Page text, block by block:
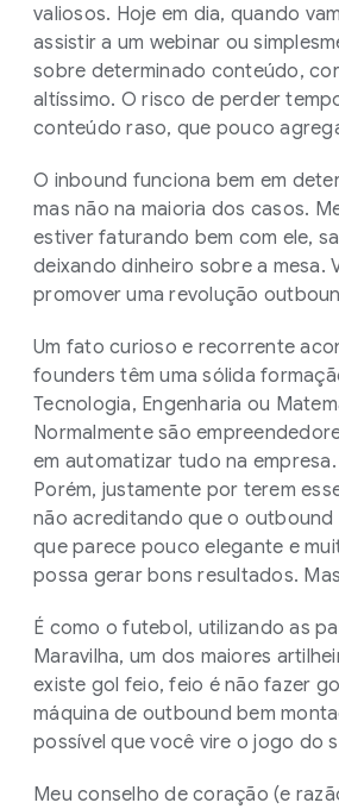
valiosos. Hoje em dia, quando
assistir a um webinar ou
sobre determinado conteúdo,
altíssimo. O risco de perder
conteúdo raso, que pouco
O inbound funciona bem em
mas não na maioria dos casos.
estiver faturando bem com ele,
deixando dinheiro sobre a mesa.
promover uma revolução
Um fato curioso e recorrente
founders têm uma sólida
Tecnologia, Engenharia ou
Normalmente são
em automatizar tudo na empresa.
Porém, justamente por terem
não acreditando que o outbound
que parece pouco elegante e
possa gerar bons resultados.
É como o futebol, utilizando as
Maravilha, um dos maiores
existe gol feio, feio é não fazer
máquina de outbound bem
possível que você vire o jogo do
Meu conselho de coração (e